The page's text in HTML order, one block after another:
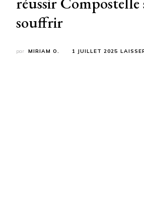
souffrir
par MIRIAM O. 1 JUILLET 2025